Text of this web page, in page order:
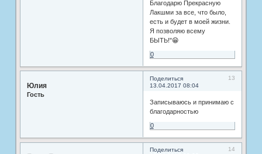
Благодарю Прекрасную
Лакшми за все, что было,
есть и будет в моей жизни.
Я позволяю всему
БЫТЬ!"😁
0
Поделиться
13
13.04.2017 08:04
Юлия
Гость
Записываюсь и принимаю с
благодарностью
0
Поделиться
14